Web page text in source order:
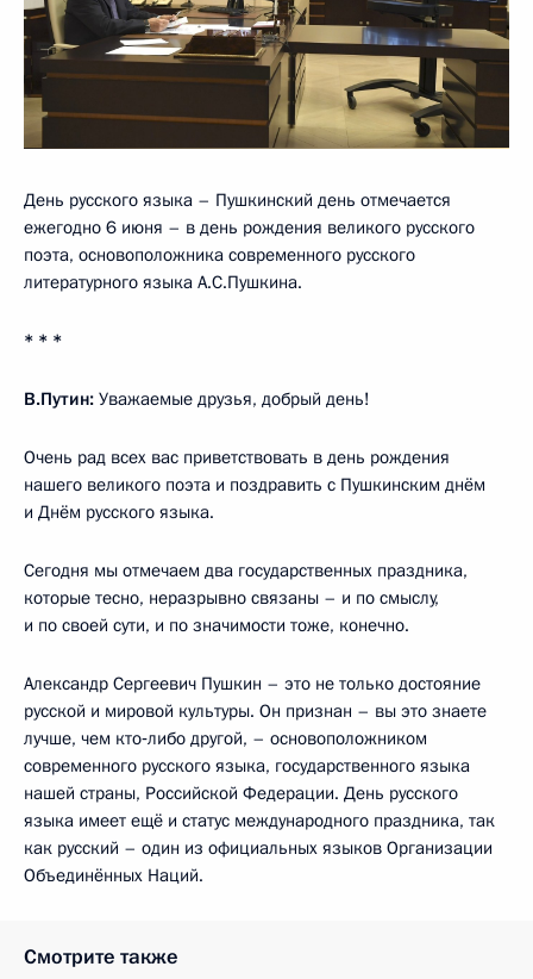
День русского языка – Пушкинский день отмечается
ежегодно 6 июня – в день рождения великого русского
поэта, основоположника современного русского
литературного языка А.С.Пушкина.
* * *
В.Путин: Уважаемые друзья, добрый день!
Очень рад всех вас приветствовать в день рождения
нашего великого поэта и поздравить с Пушкинским днём
и Днём русского языка.
Сегодня мы отмечаем два государственных праздника,
которые тесно, неразрывно связаны – и по смыслу,
и по своей сути, и по значимости тоже, конечно.
Александр Сергеевич Пушкин – это не только достояние
русской и мировой культуры. Он признан – вы это знаете
лучше, чем кто‑либо другой, – основоположником
современного русского языка, государственного языка
нашей страны, Российской Федерации. День русского
языка имеет ещё и статус международного праздника, так
как русский – один из официальных языков Организации
Объединённых Наций.
Смотрите также